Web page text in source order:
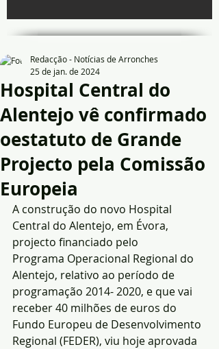
Hospital Central do
Alentejo vê confirmado
oestatuto de Grande
Projecto pela Comissão
Europeia
Redacção - Notícias de Arronches
25 de jan. de 2024
A construção do novo Hospital
Central do Alentejo, em Évora,
projecto financiado pelo
Programa Operacional Regional do
Alentejo, relativo ao período de
programação 2014- 2020, e que vai
receber 40 milhões de euros do
Fundo Europeu de Desenvolvimento
Regional (FEDER), viu hoje aprovada